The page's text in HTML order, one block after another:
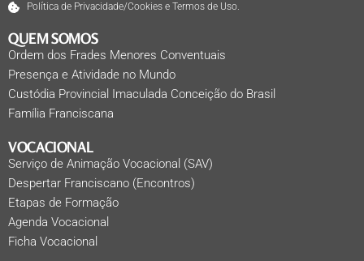
Política de Privacidade/Cookies e Termos de Uso.
QUEM SOMOS
Ordem dos Frades Menores Conventuais
Presença e Atividade no Mundo
Custódia Provincial Imaculada Conceição do Brasil
Família Franciscana
VOCACIONAL
Serviço de Animação Vocacional (SAV)
Despertar Franciscano (Encontros)
Etapas de Formação
Agenda Vocacional
Ficha Vocacional